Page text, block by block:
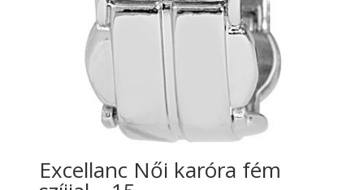
Excellanc Női karóra fém